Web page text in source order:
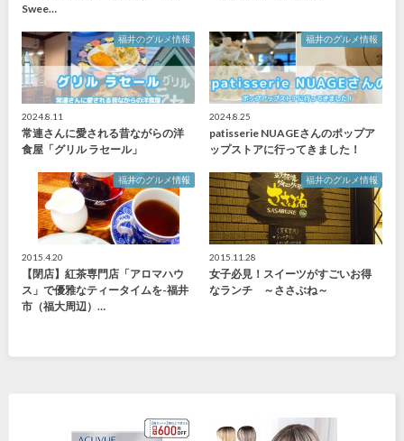
Swee…
福井のグルメ情報
2024.8.11
常連さんに愛される昔ながらの洋
食屋「グリル ラセール」
福井のグルメ情報
2024.8.25
patisserie NUAGEさんのポップア
ップストアに行ってきました！
福井のグルメ情報
2015.4.20
【閉店】紅茶専門店「アロマハウ
ス」で優雅なティータイムを-福井
市（福大周辺）…
福井のグルメ情報
2015.11.28
女子必見！スイーツがすごいお得
なランチ ～ささぶね～